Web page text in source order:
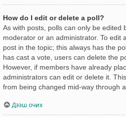
How do I edit or delete a poll?
As with posts, polls can only be edited
moderator or an administrator. To edit
post in the topic; this always has the
has cast a vote, users can delete the
However, if members have already
administrators can edit or delete it.
from being changed mid-way through a
Дээш очих